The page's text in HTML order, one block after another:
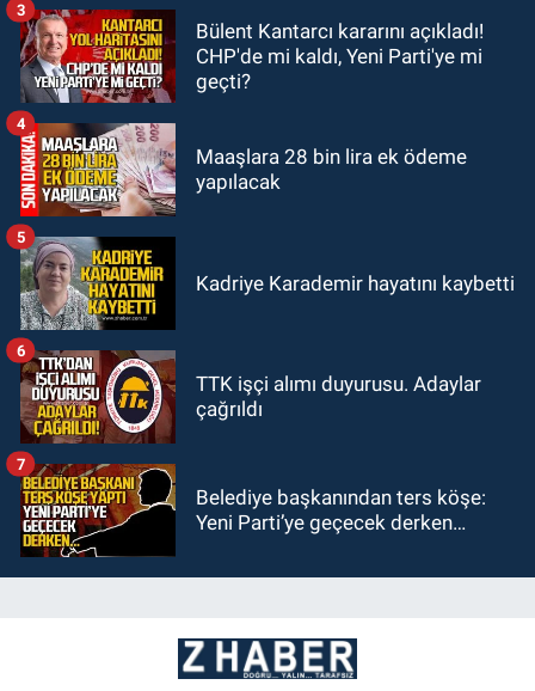
GÜNDEM
10:06“Drakula” alarmı! Zonguldak,
Bartın ve Düzce tehdit altında
Bülent Kantarcı kararını açıkladı!
CHP'de mi kaldı, Yeni Parti'ye mi
geçti?
3
Maaşlara 28 bin lira ek ödeme
yapılacak
4
Kadriye Karademir hayatını kaybetti
5
TTK işçi alımı duyurusu. Adaylar
çağrıldı
6
Belediye başkanından ters köşe:
Yeni Parti’ye geçecek derken…
7